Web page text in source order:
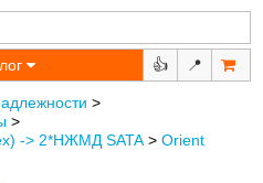
👍 📍
>
>
-> 2*НЖМД SATA > Orient